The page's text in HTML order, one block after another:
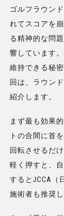
ゴルフラウン
れてスコアを
る精神的な問
響しています
維持できる秘
回は、ラウン
紹介します。
まず最も効果
トの合間に首
回転させるだ
軽く押すと、
するとJCCA（
施術者も推奨し